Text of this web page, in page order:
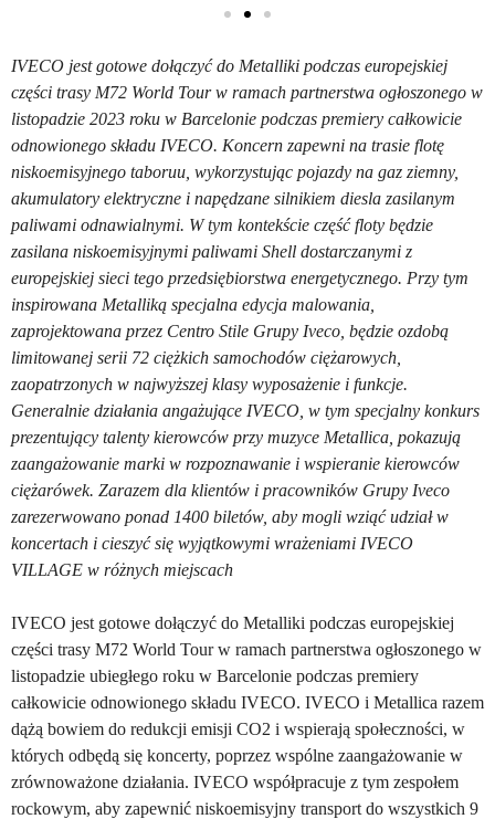
IVECO jest gotowe dołączyć do Metalliki podczas europejskiej
części trasy M72 World Tour w ramach partnerstwa ogłoszonego w
listopadzie 2023 roku w Barcelonie podczas premiery całkowicie
odnowionego składu IVECO. Koncern zapewni na trasie flotę
niskoemisyjnego taboruu, wykorzystując pojazdy na gaz ziemny,
akumulatory elektryczne i napędzane silnikiem diesla zasilanym
paliwami odnawialnymi. W tym kontekście część floty będzie
zasilana niskoemisyjnymi paliwami Shell dostarczanymi z
europejskiej sieci tego przedsiębiorstwa energetycznego. Przy tym
inspirowana Metalliką specjalna edycja malowania,
zaprojektowana przez Centro Stile Grupy Iveco, będzie ozdobą
limitowanej serii 72 ciężkich samochodów ciężarowych,
zaopatrzonych w najwyższej klasy wyposażenie i funkcje.
Generalnie działania angażujące IVECO, w tym specjalny konkurs
prezentujący talenty kierowców przy muzyce Metallica, pokazują
zaangażowanie marki w rozpoznawanie i wspieranie kierowców
ciężarówek. Zarazem dla klientów i pracowników Grupy Iveco
zarezerwowano ponad 1400 biletów, aby mogli wziąć udział w
koncertach i cieszyć się wyjątkowymi wrażeniami IVECO
VILLAGE w różnych miejscach
IVECO jest gotowe dołączyć do Metalliki podczas europejskiej
części trasy M72 World Tour w ramach partnerstwa ogłoszonego w
listopadzie ubiegłego roku w Barcelonie podczas premiery
całkowicie odnowionego składu IVECO. IVECO i Metallica razem
dążą bowiem do redukcji emisji CO2 i wspierają społeczności, w
których odbędą się koncerty, poprzez wspólne zaangażowanie w
zrównoważone działania. IVECO współpracuje z tym zespołem
rockowym, aby zapewnić niskoemisyjny transport do wszystkich 9